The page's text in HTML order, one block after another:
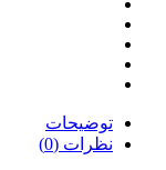
توضیحات
نظرات (0)